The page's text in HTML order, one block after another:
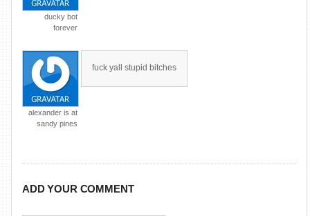
ducky bot
forever
alexander is at
sandy pines
fuck yall stupid bitches
ADD YOUR COMMENT